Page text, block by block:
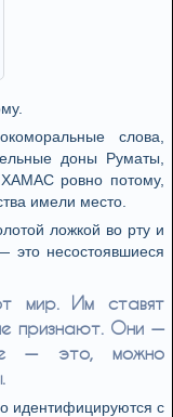
слова,
доны Руматы,
ровно потому,
имели место.
ложкой во рту и
это несостоявшиеся
мир. Им ставят
признают. Они —
— это, можно
идентифицируются с